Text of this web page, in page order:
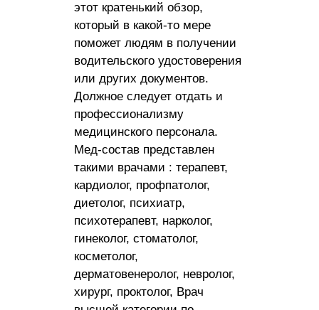
этот кратенький обзор,
который в какой-то мере
поможет людям в получении
водительского удостоверения
или других документов.
Должное следует отдать и
профессионализму
медицинского персонала.
Мед-состав представлен
такими врачами : терапевт,
кардиолог, профпатолог,
диетолог, психиатр,
психотерапевт, нарколог,
гинеколог, стоматолог,
косметолог,
дерматовенеролог, невролог,
хирург, проктолог, Врач